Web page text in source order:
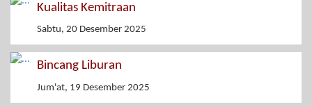
Kualitas Kemitraan
Sabtu, 20 Desember 2025
Bincang Liburan
Jum'at, 19 Desember 2025